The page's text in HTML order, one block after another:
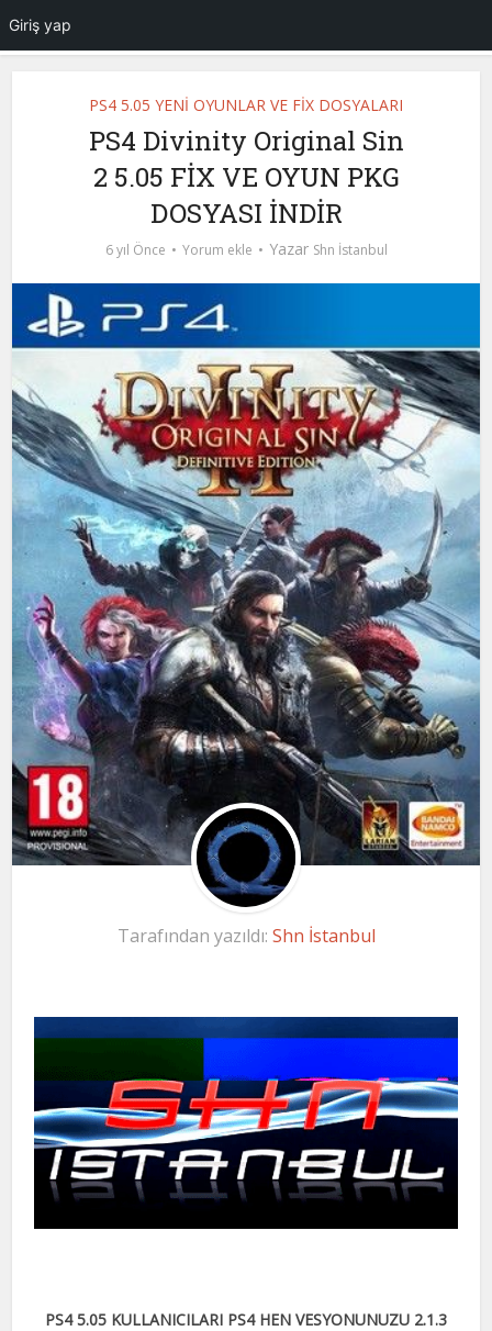
PS4 5.05 YENİ OYUNLAR VE FİX DOSYALARI
PS4 Divinity Original Sin
2 5.05 FİX VE OYUN PKG
DOSYASI İNDİR
6 yıl Önce Yorum ekle Yazar Shn İstanbul
Tarafından yazıldı: Shn İstanbul
PS4 5.05 KULLANICILARI PS4 HEN VESYONUNUZU 2.1.3
Giriş yap